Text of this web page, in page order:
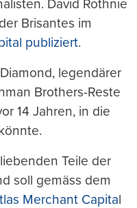
David Rothnie
Brisantes im
publiziert.
legendärer
Brothers-Reste
14 Jahren, in die
Teile der
soll gemäss dem
Merchant Capital